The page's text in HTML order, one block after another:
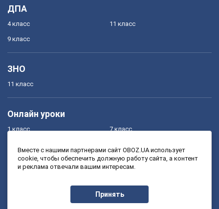
ДПА
4 класс
9 класс
11 класс
ЗНО
11 класс
Онлайн уроки
1 класс
3 класс
7 класс
9 класс
Вместе с нашими партнерами сайт OBOZ.UA использует
cookie, чтобы обеспечить должную работу сайта, а контент
и реклама отвечали вашим интересам.
Принять